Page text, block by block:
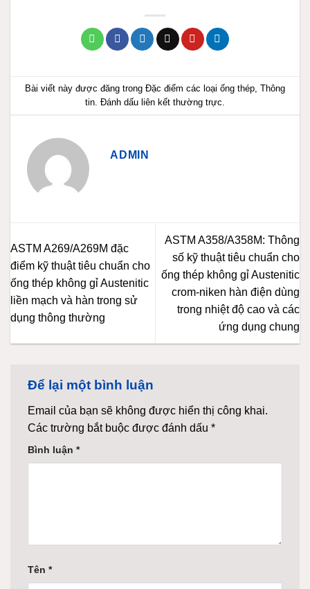
Bài viết này được đăng trong Đặc điểm các loại ống thép Thông
tin . Đánh dấu liên kết thường trực
ADMIN
ASTM A269/A269M đặc
điểm kỹ thuật tiêu chuẩn cho
ống thép không gỉ Austenitic
liền mạch và hàn trong sử
dụng thông thường
ASTM A358/A358M: Thông
số kỹ thuật tiêu chuẩn cho
ống thép không gỉ Austenitic
crom-niken hàn điện dùng
trong nhiệt độ cao và các
ứng dụng chung
Để lại một bình luận
Email của bạn sẽ không được hiển thị công khai.
Các trường bắt buộc được đánh dấu *
Bình luận *
Tên *